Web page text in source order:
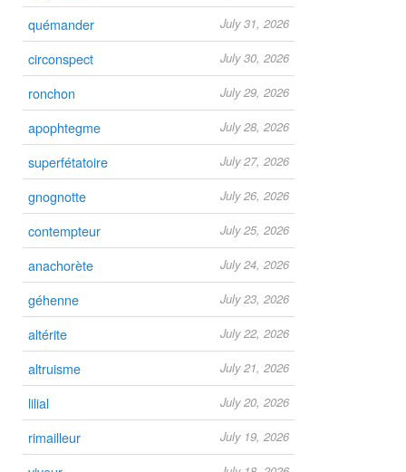
quémander July 31, 2026
circonspect July 30, 2026
ronchon July 29, 2026
apophtegme July 28, 2026
superfétatoire July 27, 2026
gnognotte July 26, 2026
contempteur July 25, 2026
anachorète July 24, 2026
géhenne July 23, 2026
altérite July 22, 2026
altruisme July 21, 2026
lilial July 20, 2026
rimailleur July 19, 2026